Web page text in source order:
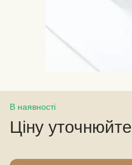
В наявності
Ціну уточнюйте